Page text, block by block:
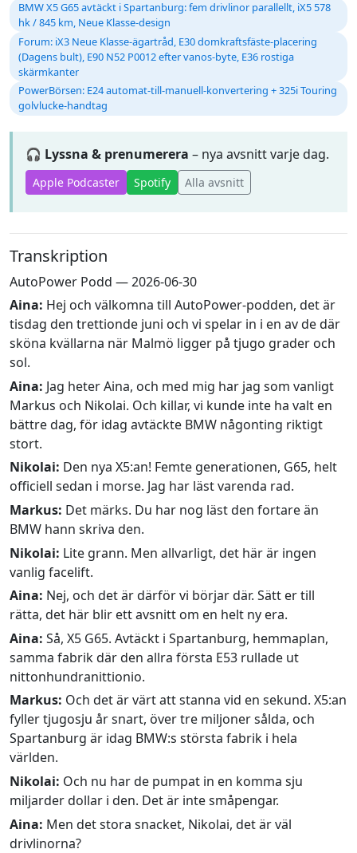
BMW X5 G65 avtäckt i Spartanburg: fem drivlinor parallellt, iX5 578
hk / 845 km, Neue Klasse-design
Forum: iX3 Neue Klasse-ägartråd, E30 domkraftsfäste-placering
(Dagens bult), E90 N52 P0012 efter vanos-byte, E36 rostiga
skärmkanter
PowerBörsen: E24 automat-till-manuell-konvertering + 325i Touring
golvlucke-handtag
🎧 Lyssna & prenumerera – nya avsnitt varje dag.
Apple Podcaster Spotify Alla avsnitt
Transkription
AutoPower Podd — 2026-06-30
Aina: Hej och välkomna till AutoPower-podden, det är
tisdag den trettionde juni och vi spelar in i en av de där
sköna kvällarna när Malmö ligger på tjugo grader och
sol.
Aina: Jag heter Aina, och med mig har jag som vanligt
Markus och Nikolai. Och killar, vi kunde inte ha valt en
bättre dag, för idag avtäckte BMW någonting riktigt
stort.
Nikolai: Den nya X5:an! Femte generationen, G65, helt
officiell sedan i morse. Jag har läst varenda rad.
Markus: Det märks. Du har nog läst den fortare än
BMW hann skriva den.
Nikolai: Lite grann. Men allvarligt, det här är ingen
vanlig facelift.
Aina: Nej, och det är därför vi börjar där. Sätt er till
rätta, det här blir ett avsnitt om en helt ny era.
Aina: Så, X5 G65. Avtäckt i Spartanburg, hemmaplan,
samma fabrik där den allra första E53 rullade ut
nittonhundranittionio.
Markus: Och det är värt att stanna vid en sekund. X5:an
fyller tjugosju år snart, över tre miljoner sålda, och
Spartanburg är idag BMW:s största fabrik i hela
världen.
Nikolai: Och nu har de pumpat in en komma sju
miljarder dollar i den. Det är inte småpengar.
Aina: Men det stora snacket, Nikolai, det är väl
drivlinorna?